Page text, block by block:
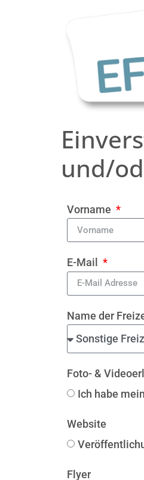
und/
Vorname
E-Mail
Name der
Foto- &
Ich habe
Website
Flyer